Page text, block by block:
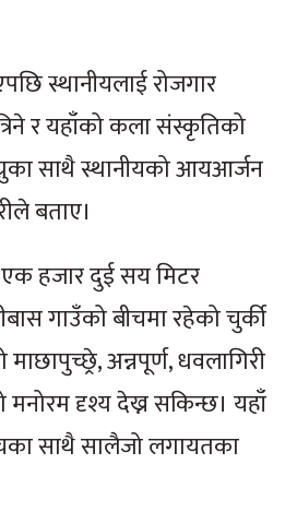
स्थानीयलाई रोजगार
र यहाँको कला संस्कृतिको
साथै स्थानीयको आयआर्जन
बताए।
हजार दुई सय मिटर
गाउँको बीचमा रहेको चुर्की
अन्नपूर्ण, धवलागिरी
मनोरम दृश्य देख्न सकिन्छ। यहाँ
साथै सालैजो लगायतका